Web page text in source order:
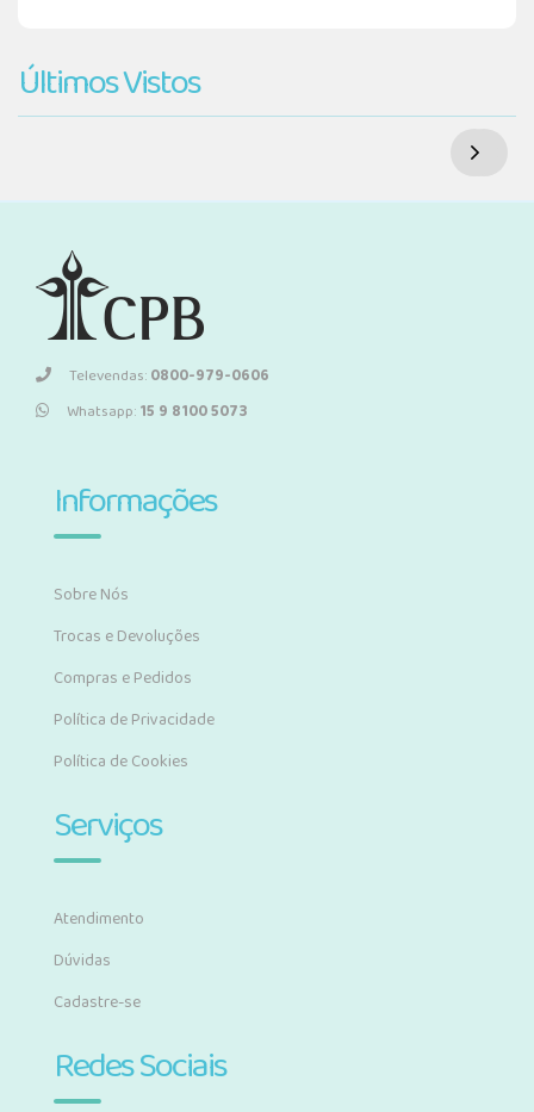
Últimos Vistos
Televendas:0800-979-0606
Whatsapp:15 9 8100 5073
Informações
Sobre Nós
Trocas e Devoluções
Compras e Pedidos
Política de Privacidade
Política de Cookies
Serviços
Atendimento
Dúvidas
Cadastre-se
Redes Sociais